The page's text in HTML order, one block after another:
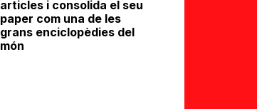
articles i consolida el seu
paper com una de les
grans enciclopèdies del
món